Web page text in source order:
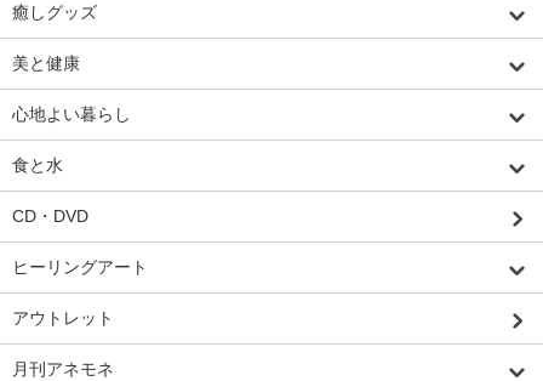
癒しグッズ
美と健康
心地よい暮らし
食と水
CD・DVD
ヒーリングアート
アウトレット
月刊アネモネ